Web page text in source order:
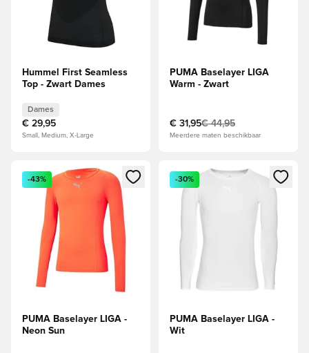
Hummel First Seamless
Top - Zwart Dames
Dames
€ 29,95
Small, Medium, X-Large
PUMA Baselayer LIGA
Warm - Zwart
€ 31,95€ 44,95
Meerdere maten beschikbaar
Opent een venster om in te loggen of je aan te melden als
-43%
PUMA Baselayer LIGA -
Neon Sun
Opent een venster om in te
-30%
PUMA Baselayer LIGA -
Wit